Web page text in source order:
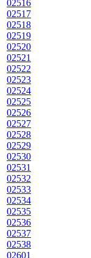
02516
02517
02518
02519
02520
02521
02522
02523
02524
02525
02526
02527
02528
02529
02530
02531
02532
02533
02534
02535
02536
02537
02538
02601